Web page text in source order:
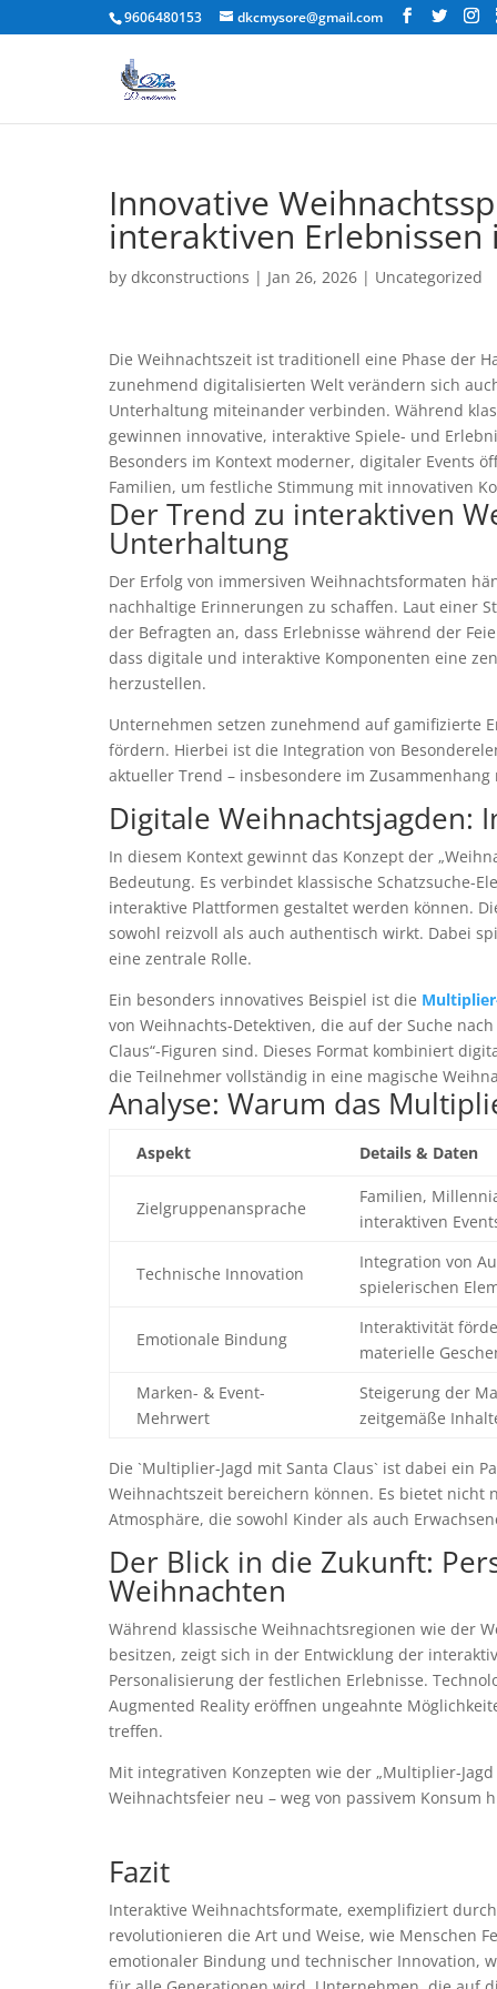
9606480153 dkcmysore@gmail.com
Innovative
interaktiven
by dkconstructions | Jan 26, 2026 | Uncategorized
Die Weihnachtszeit ist traditionell eine Phase der
zunehmend digitalisierten Welt verändern sich
Unterhaltung miteinander verbinden. Während
gewinnen innovative, interaktive Spiele- und
Besonders im Kontext moderner, digitaler Events
Familien, um festliche Stimmung mit innovativen
Der Trend zu interaktiven
Unterhaltung
Der Erfolg von immersiven Weihnachtsformaten
nachhaltige Erinnerungen zu schaffen. Laut einer
der Befragten an, dass Erlebnisse während der
dass digitale und interaktive Komponenten eine
herzustellen.
Unternehmen setzen zunehmend auf gamifizierte
fördern. Hierbei ist die Integration von
aktueller Trend – insbesondere im
Digitale Weihnachtsjagden:
In diesem Kontext gewinnt das Konzept der
Bedeutung. Es verbindet klassische Schatzsuche-
interaktive Plattformen gestaltet werden können.
sowohl reizvoll als auch authentisch wirkt. Dabei
eine zentrale Rolle.
Ein besonders innovatives Beispiel ist die
von Weihnachts-Detektiven, die auf der Suche
Claus“-Figuren sind. Dieses Format kombiniert
die Teilnehmer vollständig in eine magische
Analyse: Warum das
Aspekt Details & Daten
Zielgruppenansprache
Familien,
interaktiven
Technische Innovation
Integration von
spielerischen
Emotionale Bindung
Interaktivität
materielle
Marken- & Event-
Mehrwert
Steigerung der
zeitgemäße
Die `Multiplier-Jagd mit Santa Claus` ist dabei ein
Weihnachtszeit bereichern können. Es bietet
Atmosphäre, die sowohl Kinder als auch
Der Blick in die Zukunft:
Weihnachten
Während klassische Weihnachtsregionen wie der
besitzen, zeigt sich in der Entwicklung der
Personalisierung der festlichen Erlebnisse.
Augmented Reality eröffnen ungeahnte
treffen.
Mit integrativen Konzepten wie der „Multiplier-
Weihnachtsfeier neu – weg von passivem Konsum
Fazit
Interaktive Weihnachtsformate, exemplifiziert
revolutionieren die Art und Weise, wie Menschen
emotionaler Bindung und technischer Innovation,